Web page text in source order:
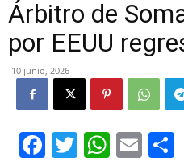
Árbitro de
por EEUU
10 junio, 2026
Facebook
Twitter